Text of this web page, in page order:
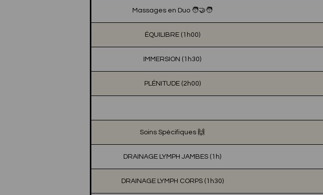
Massages en Duo 🧑‍🤝‍🧑
ÉQUILIBRE (1h00)
IMMERSION (1h30)
PLÉNITUDE (2h00)
Soins Spécifiques 🙌
DRAINAGE LYMPH JAMBES (1h)
DRAINAGE LYMPH CORPS (1h30)